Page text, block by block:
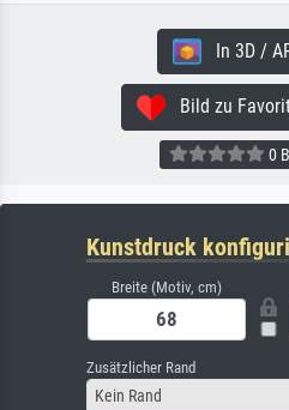
In 3D /
Bild zu
0
Kunstdruck
Breite (Motiv, cm)
Zusätzlicher Rand
Kein Rand